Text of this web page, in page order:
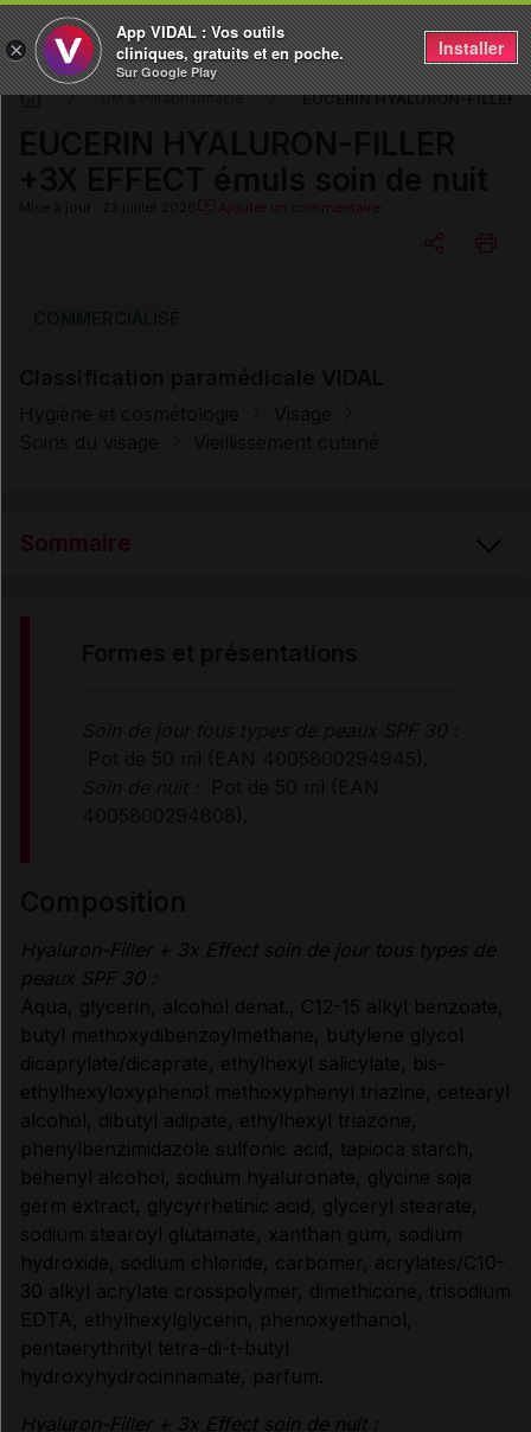
DM & Parapharmacie EUCERIN HYALURON-
Ajouter un commentaire
Sommaire
Hyaluron-Filler + 3x Effect soin de jour tous types de
peaux SPF 30 :
Aqua, glycerin, alcohol denat., C12-15 alkyl benzoate,
butyl methoxydibenzoylmethane, butylene glycol
dicaprylate/dicaprate, ethylhexyl salicylate, bis-
ethylhexyloxyphenol methoxyphenyl triazine, cetearyl
alcohol, dibutyl adipate, ethylhexyl triazone,
phenylbenzimidazole sulfonic acid, tapioca starch,
behenyl alcohol, sodium hyaluronate, glycine soja
germ extract, glycyrrhetinic acid, glyceryl stearate,
sodium stearoyl glutamate, xanthan gum, sodium
hydroxide, sodium chloride, carbomer, acrylates/C10-
30 alkyl acrylate crosspolymer, dimethicone, trisodium
EDTA, ethylhexylglycerin, phenoxyethanol,
pentaerythrityl tetra-di-t-butyl
hydroxyhydrocinnamate, parfum.
Hyaluron-Filler + 3x Effect soin de nuit :
×
App VIDAL : Vos outils
cliniques, gratuits et en poche.
Sur Google Play
Installer